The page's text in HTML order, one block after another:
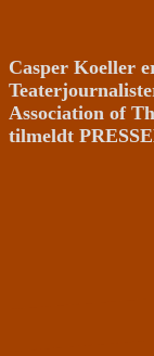
Casper Koeller
Association of
tilmeldt